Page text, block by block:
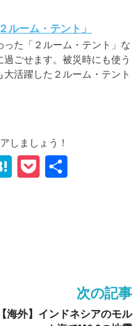
ルーム・テント」
った「２ルーム・テント」な
ごせます。被災時にも使う
活躍した２ルーム・テント
しましょう！
H
at
P
o
次の記事
【海外】インドネシアのモル